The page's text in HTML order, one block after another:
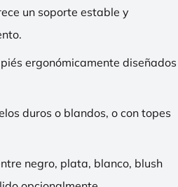
un soporte estable y
ergonómicamente diseñados
duros o blandos, o con topes
negro, plata, blanco, blush